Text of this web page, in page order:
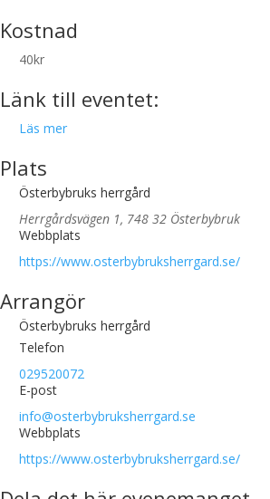
Kostnad
40kr
Länk till eventet:
Läs mer
Plats
Österbybruks herrgård
Herrgårdsvägen 1, 748 32 Österbybruk
Webbplats
https://www.osterbybruksherrgard.se/
Arrangör
Österbybruks herrgård
Telefon
029520072
E-post
info@osterbybruksherrgard.se
Webbplats
https://www.osterbybruksherrgard.se/